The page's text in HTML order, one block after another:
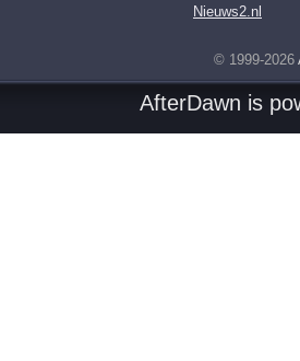
Nieuws2.nl
© 1999-2026
AfterDawn is